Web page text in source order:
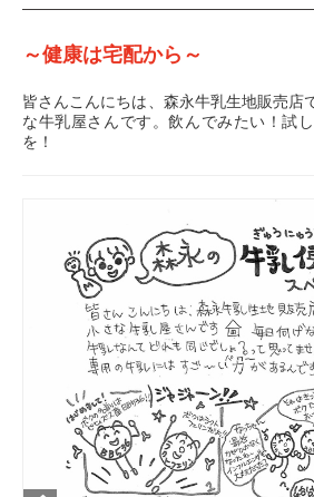
～健康は宅配から～
皆さんこんにちは、森永牛乳生地販売店
な牛乳屋さんです。飲んでみたい！試
を！